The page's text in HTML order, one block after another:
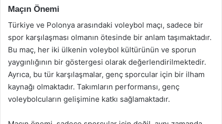
Maçın Önemi
Türkiye ve Polonya arasındaki voleybol maçı, sadece bir
spor karşılaşması olmanın ötesinde bir anlam taşımaktadır.
Bu maç, her iki ülkenin voleybol kültürünün ve sporun
yaygınlığının bir göstergesi olarak değerlendirilmektedir.
Ayrıca, bu tür karşılaşmalar, genç sporcular için bir ilham
kaynağı olmaktadır. Takımların performansı, genç
voleybolcuların gelişimine katkı sağlamaktadır.